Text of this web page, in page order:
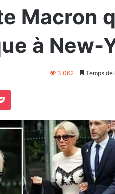
Macron
à New-
3 062 Temps de
Pocket